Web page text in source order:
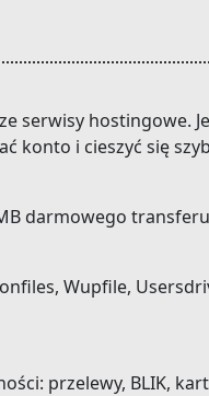
serwisy hostingowe.
konto i cieszyć się
darmowego
Wupfile,
przelewy, BLIK,